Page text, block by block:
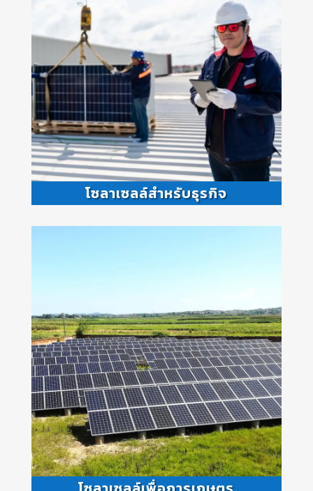
โซลาเซลล์สำหรับธุรกิจ